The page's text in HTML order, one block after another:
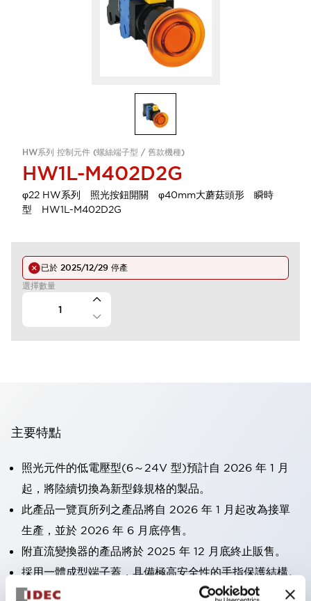
HW系列 控制元件 (螺絲端子型 / 舊款機種)
HW1L-M402D2G
φ22 HW系列 照光按鈕開關 φ40mm大蘑菇頭形 瞬時
型 HW1L-M402D2G
已於 2025/12/29 停產
選擇數量
主要特點
照光元件的低電壓型(6～24V 型)預計自 2026 年 1 月
起，將陸續切換為新型錄規格的製品。
此產品一覽頁所列之產品將自 2026 年 1 月起改為接單
生產，並於 2026 年 6 月底停售。
附直流變換器的產品將於 2025 年 12 月底終止販售。
採用一體成型端子蓋，具備極高安全性的手指保護結構。
接點部採用自清潔滾動接觸方式，維持穩定導通性能。